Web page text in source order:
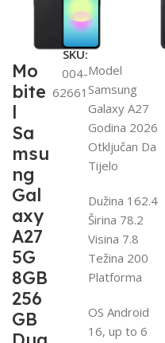
Mo
bite
l
Sa
msu
ng
Gal
axy
A27
5G
8GB
256
GB
SKU:
004-
62661
Model
Samsung
Galaxy A27
Godina 2026
Otključan Da
Tijelo
Dužina 162.4
Širina 78.2
Visina 7.8
Težina 200
Platforma
OS Android
16, up to 6